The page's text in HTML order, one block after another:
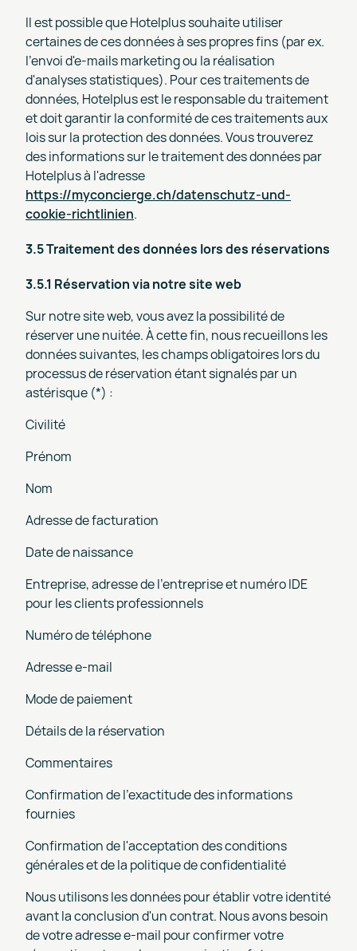
Il est possible que Hotelplus souhaite utiliser
certaines de ces données à ses propres fins (par ex.
l'envoi d'e-mails marketing ou la réalisation
d'analyses statistiques). Pour ces traitements de
données, Hotelplus est le responsable du traitement
et doit garantir la conformité de ces traitements aux
lois sur la protection des données. Vous trouverez
des informations sur le traitement des données par
Hotelplus à l'adresse
https://myconcierge.ch/datenschutz-und-
cookie-richtlinien.
3.5 Traitement des données lors des réservations
3.5.1 Réservation via notre site web
Sur notre site web, vous avez la possibilité de
réserver une nuitée. À cette fin, nous recueillons les
données suivantes, les champs obligatoires lors du
processus de réservation étant signalés par un
astérisque (*) :
Civilité
Prénom
Nom
Adresse de facturation
Date de naissance
Entreprise, adresse de l'entreprise et numéro IDE
pour les clients professionnels
Numéro de téléphone
Adresse e-mail
Mode de paiement
Détails de la réservation
Commentaires
Confirmation de l'exactitude des informations
fournies
Confirmation de l'acceptation des conditions
générales et de la politique de confidentialité
Nous utilisons les données pour établir votre identité
avant la conclusion d'un contrat. Nous avons besoin
de votre adresse e-mail pour confirmer votre